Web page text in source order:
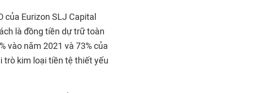
Eurizon SLJ Capital
là đồng tiền dự trữ toàn
vào năm 2021 và 73% của
trò kim loại tiền tệ thiết yếu